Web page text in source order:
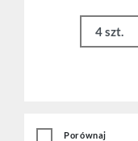
Porównaj